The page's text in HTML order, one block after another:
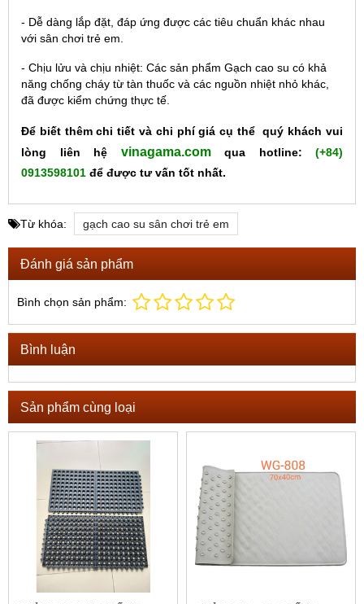
- Dễ dàng lắp đặt, đáp ứng được các tiêu chuẩn khác nhau
với sân chơi trẻ em.
- Chịu lửu và chịu nhiệt: Các sản phẩm Gạch cao su có khả
năng chống cháy từ tàn thuốc và các nguồn nhiệt nhỏ khác,
đã được kiểm chứng thực tế.
Để biết thêm chi tiết và chi phí giá cụ thể quý khách vui
lòng liên hệ
vinagama.comqua hotline: (+84)
0913598101 để được tư vấn tốt nhất.
Từ khóa: gạch cao su sân chơi trẻ em
Đánh giá sản phẩm
Bình chọn sản phẩm:
Bình luận
Sản phẩm cùng loại